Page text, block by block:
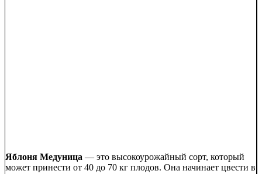
Яблоня Медуница — это высокоурожайный сорт, который
может принести от 40 до 70 кг плодов. Она начинает цвести в